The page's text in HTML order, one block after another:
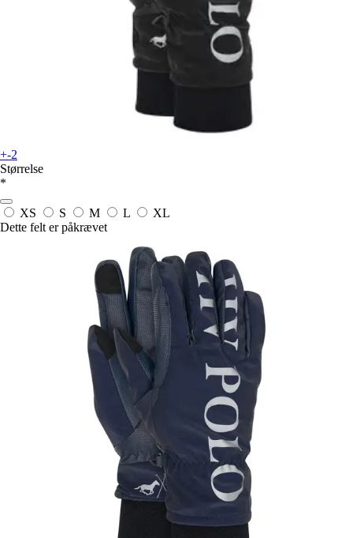
+-2
Størrelse
*
XS S M L
XL
Dette felt er påkrævet